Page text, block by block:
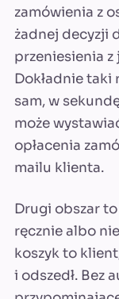
zamówienia z
żadnej decyzji
przeniesienia
Dokładnie taki
sam, w
może
opłacenia
mailu klienta.
Drugi obszar
ręcznie albo
koszyk to
i odszedł. Bez